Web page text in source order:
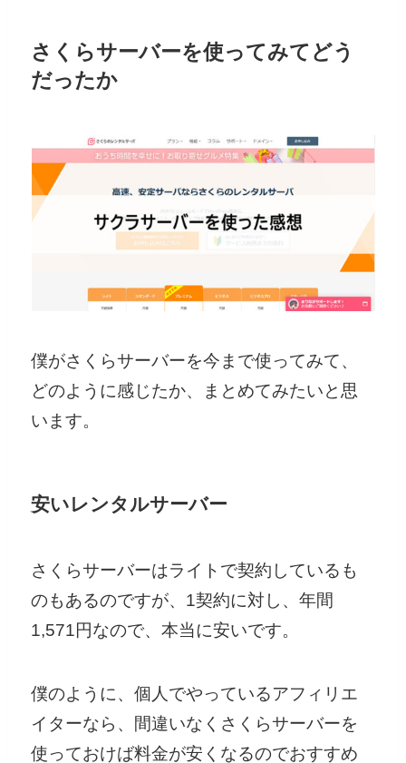
さくらサーバーを使ってみてどう
だったか
僕がさくらサーバーを今まで使ってみて、
どのように感じたか、まとめてみたいと思
います。
安いレンタルサーバー
さくらサーバーはライトで契約しているも
のもあるのですが、1契約に対し、年間
1,571円なので、本当に安いです。
僕のように、個人でやっているアフィリエ
イターなら、間違いなくさくらサーバーを
使っておけば料金が安くなるのでおすすめ